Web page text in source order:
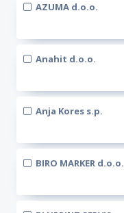
AZUMA d.o.o.
Anahit d.o.o.
Anja Kores s.p.
BIRO MARKER d.o.o.